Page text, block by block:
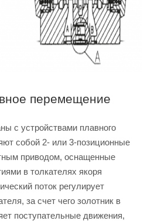
перемещение
с устройствами плавного
собой 2- или 3-позиционные
приводом, оснащенные
в толкателях якоря
поток регулирует
за счет чего золотник в
поступательные движения,